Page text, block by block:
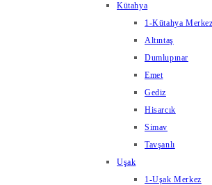
Kütahya
1-Kütahya Merkez
Altıntaş
Dumlupınar
Emet
Gediz
Hisarcık
Simav
Tavşanlı
Uşak
1-Uşak Merkez